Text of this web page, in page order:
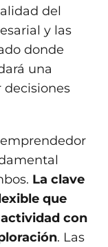
del
y las
donde
una
La clave
que
con
. Las